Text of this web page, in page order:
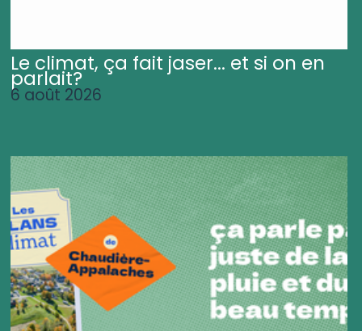
Le climat, ça fait jaser... et si on en
parlait?
6 août 2026